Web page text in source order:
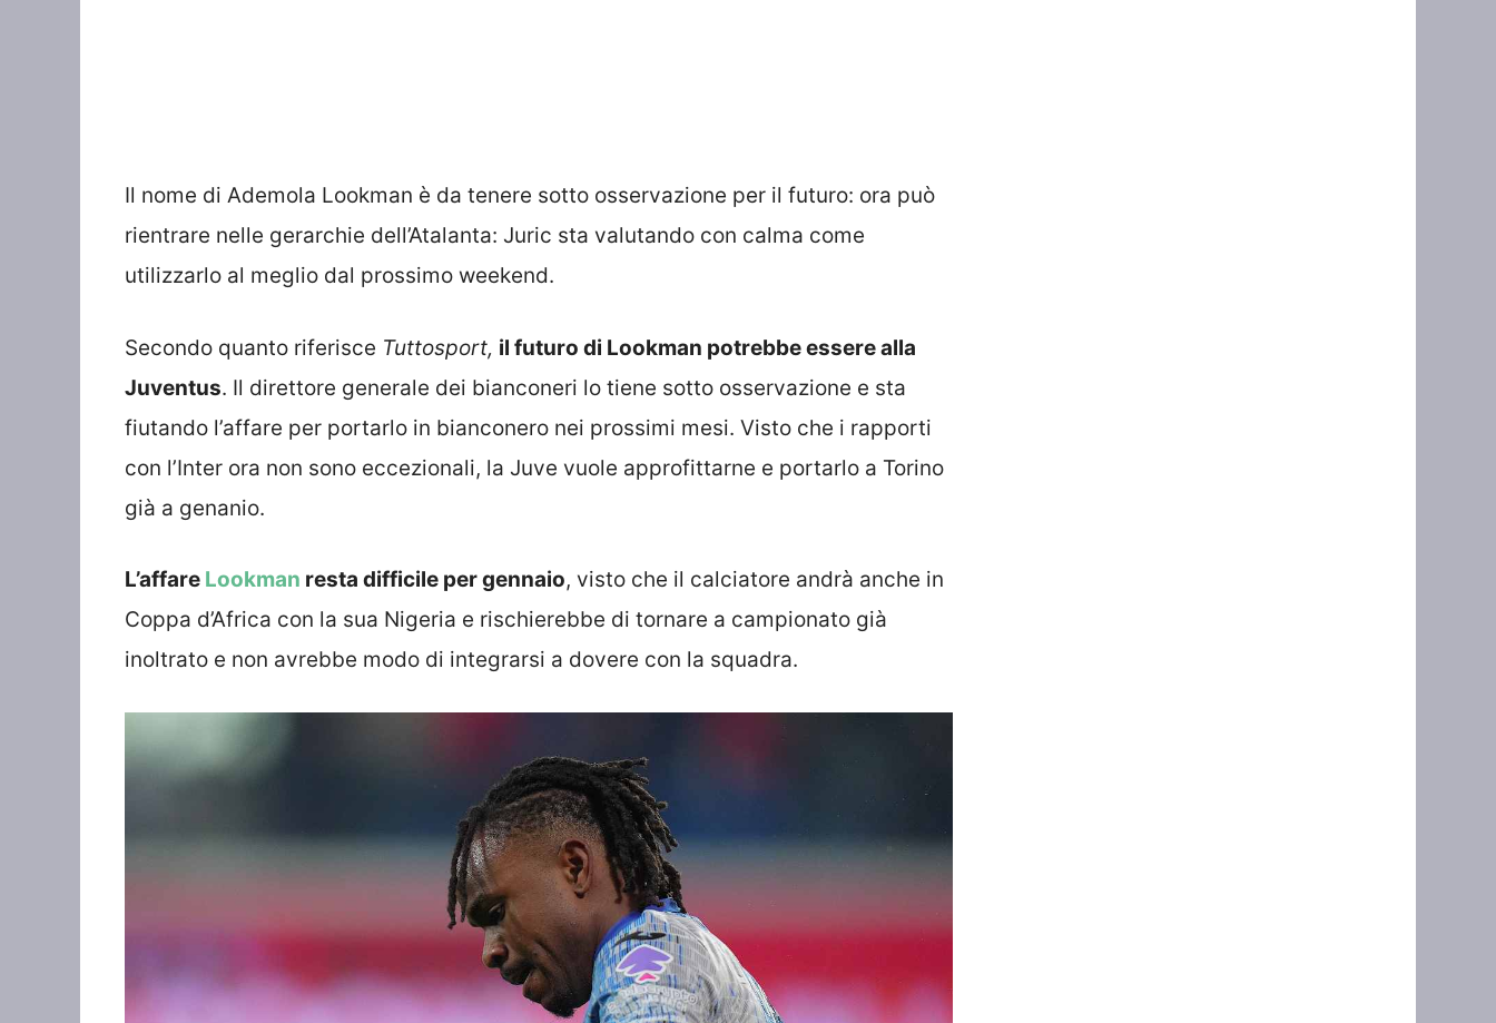
Il nome di Ademola Lookman è da tenere sotto osservazione per il futuro: ora può
rientrare nelle gerarchie dell’Atalanta: Juric sta valutando con calma come
utilizzarlo al meglio dal prossimo weekend.
Secondo quanto riferisce Tuttosport, il futuro di Lookman potrebbe essere alla
Juventus. Il direttore generale dei bianconeri lo tiene sotto osservazione e sta
fiutando l’affare per portarlo in bianconero nei prossimi mesi. Visto che i rapporti
con l’Inter ora non sono eccezionali, la Juve vuole approfittarne e portarlo a Torino
già a genanio.
L’affare Lookman resta difficile per gennaio, visto che il calciatore andrà anche in
Coppa d’Africa con la sua Nigeria e rischierebbe di tornare a campionato già
inoltrato e non avrebbe modo di integrarsi a dovere con la squadra.